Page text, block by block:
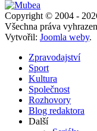
Copyright © 2004 -
Všechna práva
Vytvořil: Joomla weby.
Zpravodajství
Sport
Kultura
Společnost
Rozhovory
Blog redaktora
Další